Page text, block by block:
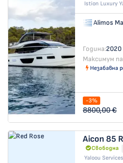
Istion Luxury
Alimos
Година:2020
Максимум
Незабавна
-3%
8800,00 €
Aicon 85
Свободна
Yaloou